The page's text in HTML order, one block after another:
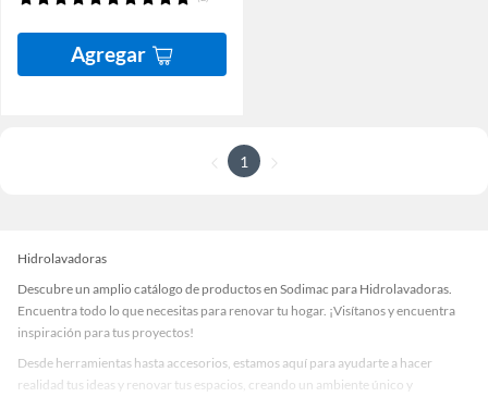
Agregar
1
Hidrolavadoras
Descubre un amplio catálogo de productos en Sodimac para Hidrolavadoras.
Encuentra todo lo que necesitas para renovar tu hogar. ¡Visítanos y encuentra
inspiración para tus proyectos!
Desde herramientas hasta accesorios, estamos aquí para ayudarte a hacer
realidad tus ideas y renovar tus espacios, creando un ambiente único y